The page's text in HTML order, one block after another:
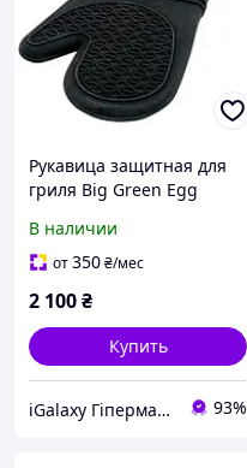
Рукавица защитная для
гриля Big Green Egg
В наличии
от350₴/мес
2 100₴
Купить
iGalaxy Гіпермаркет подарунків 93%